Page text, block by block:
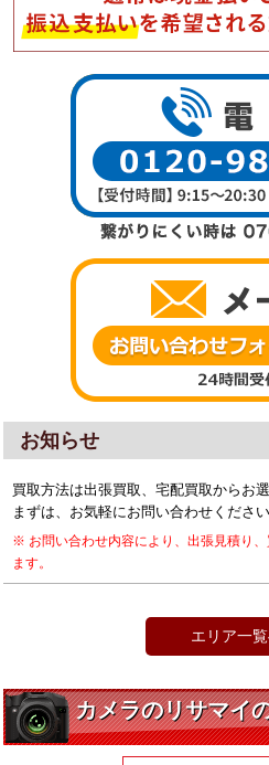
お知らせ
買取方法は出張買取、宅配買取からお
まずは、お気軽にお問い合わせください
※ お問い合わせ内容により、出張見積り
ます。
エリア一